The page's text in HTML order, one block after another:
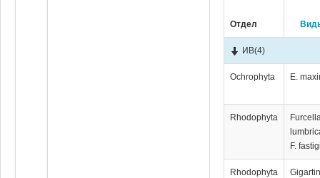
Отдел
ИВ(4)
Ochrophyta E.
Rhodophyta
F.
Rhodophyta